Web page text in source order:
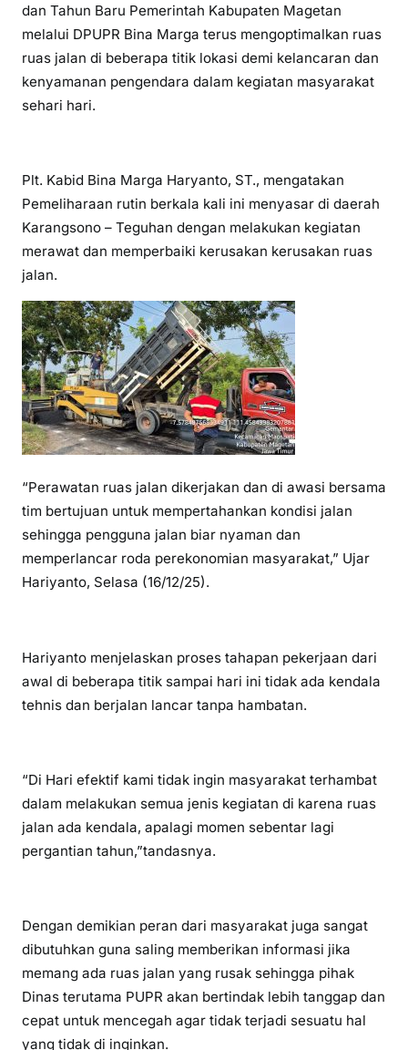
dan Tahun Baru Pemerintah Kabupaten Magetan
melalui DPUPR Bina Marga terus mengoptimalkan ruas
ruas jalan di beberapa titik lokasi demi kelancaran dan
kenyamanan pengendara dalam kegiatan masyarakat
sehari hari.
Plt. Kabid Bina Marga Haryanto, ST., mengatakan
Pemeliharaan rutin berkala kali ini menyasar di daerah
Karangsono – Teguhan dengan melakukan kegiatan
merawat dan memperbaiki kerusakan kerusakan ruas
jalan.
“Perawatan ruas jalan dikerjakan dan di awasi bersama
tim bertujuan untuk mempertahankan kondisi jalan
sehingga pengguna jalan biar nyaman dan
memperlancar roda perekonomian masyarakat,” Ujar
Hariyanto, Selasa (16/12/25).
Hariyanto menjelaskan proses tahapan pekerjaan dari
awal di beberapa titik sampai hari ini tidak ada kendala
tehnis dan berjalan lancar tanpa hambatan.
“Di Hari efektif kami tidak ingin masyarakat terhambat
dalam melakukan semua jenis kegiatan di karena ruas
jalan ada kendala, apalagi momen sebentar lagi
pergantian tahun,”tandasnya.
Dengan demikian peran dari masyarakat juga sangat
dibutuhkan guna saling memberikan informasi jika
memang ada ruas jalan yang rusak sehingga pihak
Dinas terutama PUPR akan bertindak lebih tanggap dan
cepat untuk mencegah agar tidak terjadi sesuatu hal
yang tidak di inginkan.